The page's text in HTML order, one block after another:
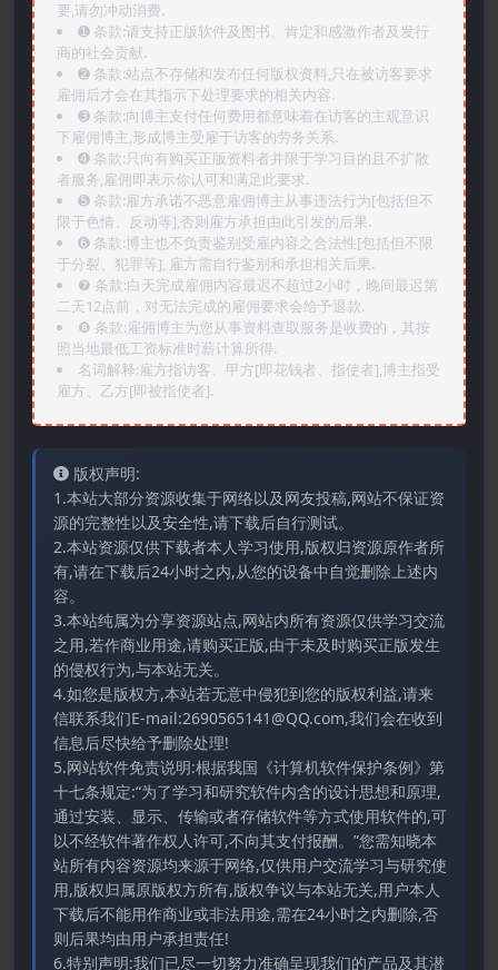
要,请勿冲动消费.
➊️ 条款:请支持正版软件及图书。肯定和感激作者及发行
商的社会贡献.
➋️ 条款:站点不存储和发布任何版权资料,只在被访客要求
雇佣后才会在其指示下处理要求的相关内容.
➌️ 条款:向博主支付任何费用都意味着在访客的主观意识
下雇佣博主,形成博主受雇于访客的劳务关系.
➍️ 条款:只向有购买正版资料者并限于学习目的且不扩散
者服务,雇佣即表示你认可和满足此要求.
➎ 条款:雇方承诺不恶意雇佣博主从事违法行为[包括但不
限于色情、反动等],否则雇方承担由此引发的后果.
➏️ 条款:博主也不负责鉴别受雇内容之合法性[包括但不限
于分裂、犯罪等], 雇方需自行鉴别和承担相关后果.
❼ 条款:白天完成雇佣内容最迟不超过2小时，晚间最迟第
二天12点前，对无法完成的雇佣要求会给予退款.
❽ 条款:雇佣博主为您从事资料查取服务是收费的，其按
照当地最低工资标准时薪计算所得.
名词解释:雇方指访客、甲方[即花钱者、指使者],博主指受
雇方、乙方[即被指使者].
版权声明:
1.本站大部分资源收集于网络以及网友投稿,网站不保证资
源的完整性以及安全性,请下载后自行测试。
2.本站资源仅供下载者本人学习使用,版权归资源原作者所
有,请在下载后24小时之内,从您的设备中自觉删除上述内
容。
3.本站纯属为分享资源站点,网站内所有资源仅供学习交流
之用,若作商业用途,请购买正版,由于未及时购买正版发生
的侵权行为,与本站无关。
4.如您是版权方,本站若无意中侵犯到您的版权利益,请来
信联系我们E-mail:2690565141@QQ.com,我们会在收到
信息后尽快给予删除处理!
5.网站软件免责说明:根据我国《计算机软件保护条例》第
十七条规定:“为了学习和研究软件内含的设计思想和原理,
通过安装、显示、传输或者存储软件等方式使用软件的,可
以不经软件著作权人许可,不向其支付报酬。”您需知晓本
站所有内容资源均来源于网络,仅供用户交流学习与研究使
用,版权归属原版权方所有,版权争议与本站无关,用户本人
下载后不能用作商业或非法用途,需在24小时之内删除,否
则后果均由用户承担责任!
6.特别声明:我们已尽一切努力准确呈现我们的产品及其潜